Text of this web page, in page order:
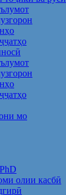
мо
олии касбӣ